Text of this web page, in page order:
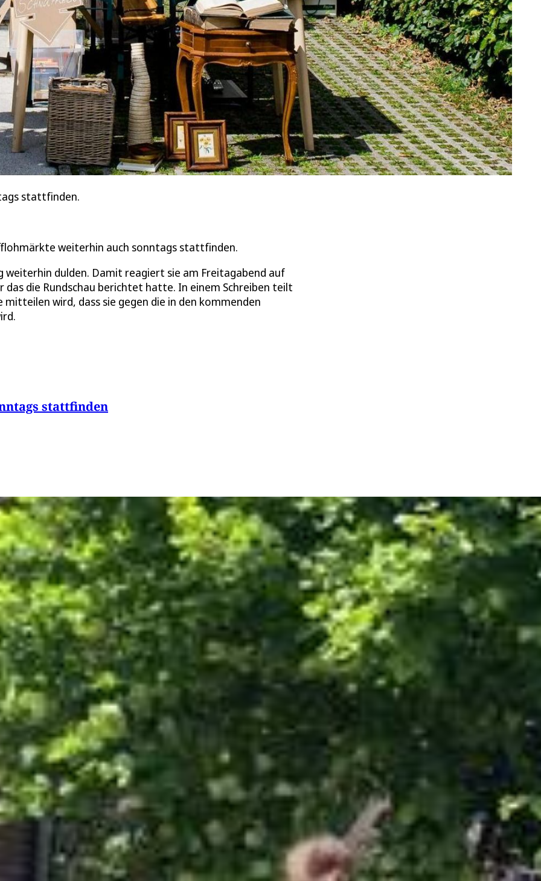
stattfinden.
weiterhin auch sonntags stattfinden.
dulden. Damit reagiert sie am Freitagabend auf
die Rundschau berichtet hatte. In einem Schreiben teilt
wird, dass sie gegen die in den kommenden
stattfinden